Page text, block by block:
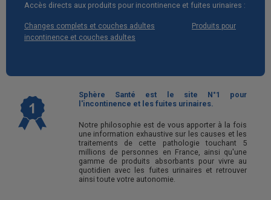
Accès directs aux produits pour incontinence et fuites urinaires :
Changes complets et couches adultes
Produits pour
incontinence et couches adultes
Sphère Santé est le site N°1 pour
l'incontinence et les fuites urinaires.
Notre philosophie est de vous apporter à la fois
une information exhaustive sur les causes et les
traitements de cette pathologie touchant 5
millions de personnes en France, ainsi qu'une
gamme de produits absorbants pour vivre au
quotidien avec les fuites urinaires et retrouver
ainsi toute votre autonomie.